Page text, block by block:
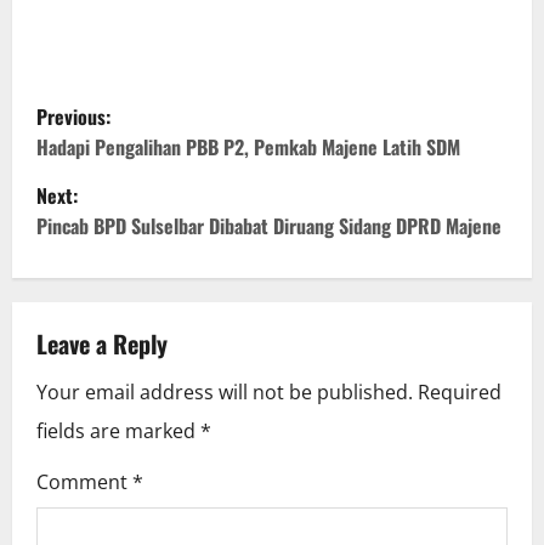
P
o
s
a
v
i
g
Previous:
Hadapi Pengalihan PBB P2, Pemkab Majene Latih SDM
Next:
Pincab BPD Sulselbar Dibabat Diruang Sidang DPRD Majene
Leave a Reply
Your email address will not be published. Required
fields are marked *
Comment*